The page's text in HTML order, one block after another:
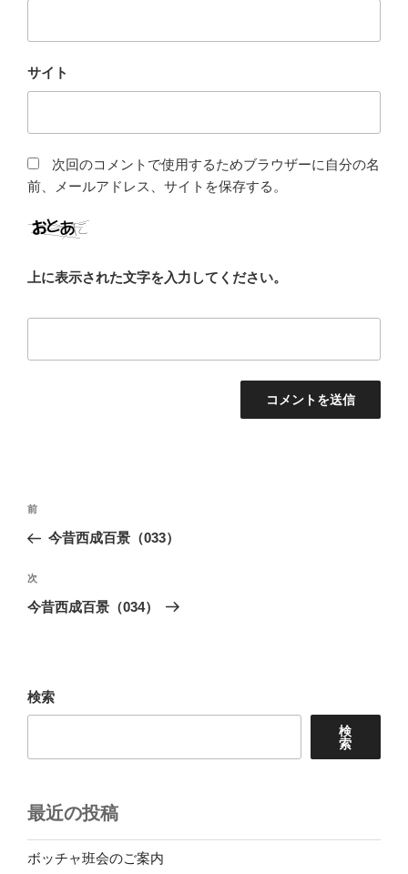
サイト
次回のコメントで使用するためブラウザーに自分の名
前、メールアドレス、サイトを保存する。
上に表示された文字を入力してください。
投
ナ
ビ
ゲ
ン
前
の
稿
前
今昔西成百景（033）
次
の
次
今昔西成百景（034）
検索
検
索
最近の投稿
ボッチャ班会のご案内